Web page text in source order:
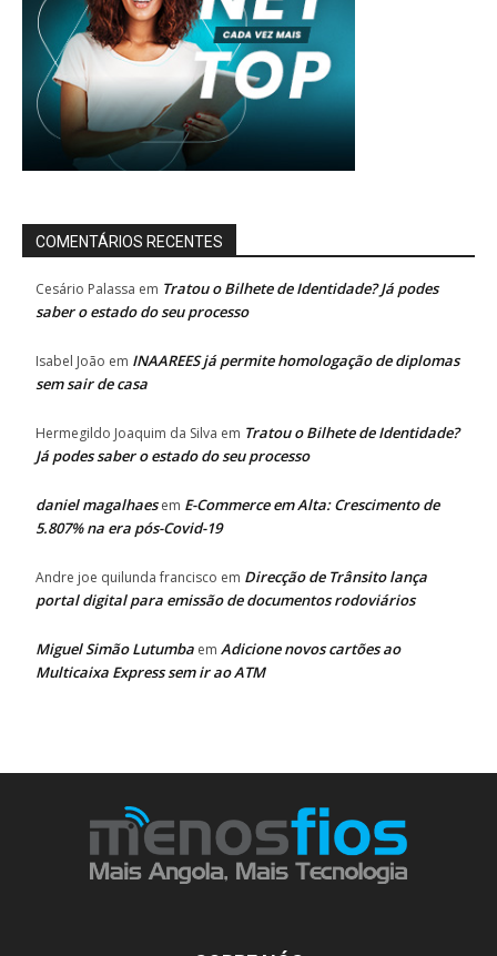
COMENTÁRIOS RECENTES
Cesário Palassa em Tratou o Bilhete de Identidade? Já podes
saber o estado do seu processo
Isabel João em INAAREES já permite homologação de diplomas
sem sair de casa
Hermegildo Joaquim da Silva em Tratou o Bilhete de Identidade?
Já podes saber o estado do seu processo
daniel magalhaesem E-Commerce em Alta: Crescimento de
5.807% na era pós-Covid-19
Andre joe quilunda francisco em Direcção de Trânsito lança
portal digital para emissão de documentos rodoviários
Miguel Simão Lutumba em Adicione novos cartões ao
Multicaixa Express sem ir ao ATM